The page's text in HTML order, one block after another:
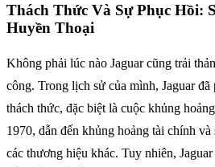
Thách Thức Và Sự Phục Hồi:
Huyền Thoại
Không phải lúc nào Jaguar cũng trải
công. Trong lịch sử của mình, Jaguar
thách thức, đặc biệt là cuộc khủng
1970, dẫn đến khủng hoảng tài chính
các thương hiệu khác. Tuy nhiên,